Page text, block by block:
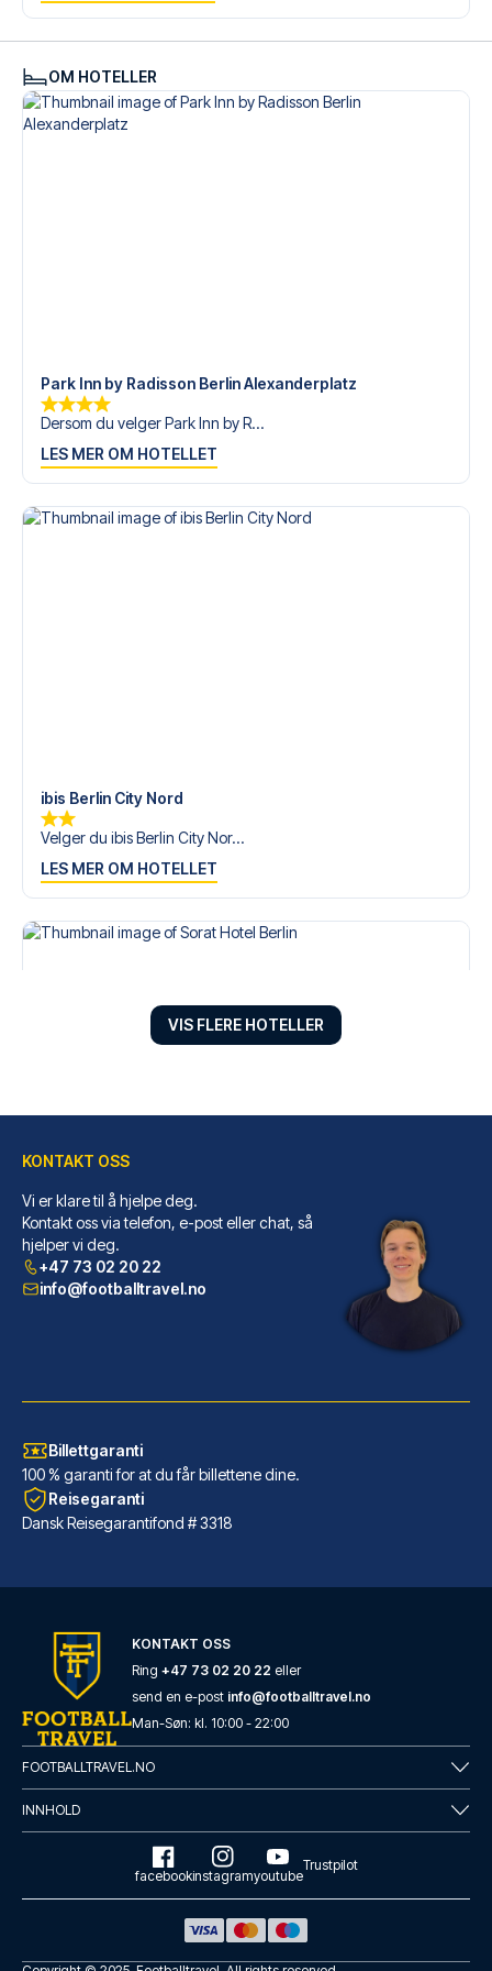
med personlig service både før og under reisen. Vi er
tilgjengelige på+47 73 02 20 22ellerherdersom du
Er du klar for å oppleve Hertha Berlin på Olympiastadion
mot Greuther Fürth? Kontakt oss idag, og la oss hjelpe
OM HOTELLER
Park Inn by Radisson Berlin Alexanderplatz
Dersom du velger Park Inn by R...
LES MER OM HOTELLET
ibis Berlin City Nord
Velger du ibis Berlin City Nor...
LES MER OM HOTELLET
Sorat Hotel Berlin
Sorat Hotel Berlin ligger i hj...
LES MER OM HOTELLET
Mercure Hotel Berlin City West...
LES MER OM HOTELLET
VIS FLERE HOTELLER
KONTAKT OSS
Vi er klare til å hjelpe deg.
Kontakt oss via telefon, e-post eller chat, så
hjelper vi deg.
+47 73 02 20 22
info@footballtravel.no
Billettgaranti
100 % garanti for at du får billettene dine.
Reisegaranti
Dansk Reisegarantifond # 3318
KONTAKT OSS
Ring +47 73 02 20 22 eller
send en e-post info@footballtravel.no
Man-Søn: kl. 10:00 - 22:00
FOOTBALLTRAVEL.NO
INNHOLD
facebookinstagramyoutube
Trustpilot